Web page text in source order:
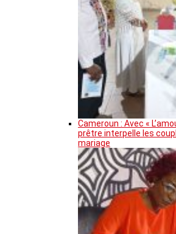
Cameroun : Avec «
prêtre interpelle les
mariage